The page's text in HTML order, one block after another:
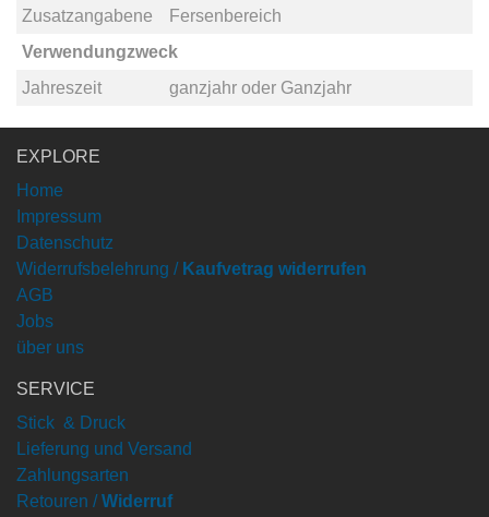
Zusatzangabene
Fersenbereich
Verwendungzweck
Jahreszeit
ganzjahroder Ganzjahr
EXPLORE
Home
Impressum
Datenschutz
Widerrufsbelehrung / Kaufvetrag widerrufen
AGB
Jobs
über uns
SERVICE
Stick & Druck
Lieferung und Versand
Zahlungsarten
Retouren / Widerruf